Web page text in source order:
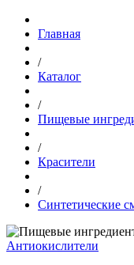
Главная
/
Каталог
/
Пищевые
/
Красители
/
Синтетические
Антиокислители